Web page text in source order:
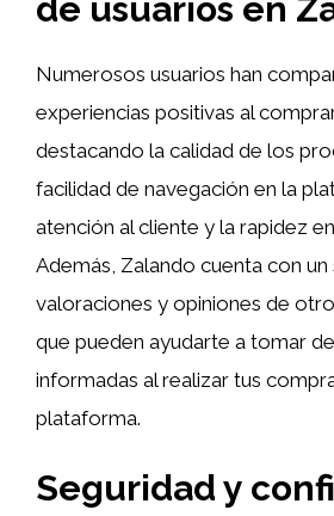
de usuarios en
Numerosos usuarios han
experiencias positivas al
destacando la calidad de los
facilidad de navegación en la
atención al cliente y la rapidez
Además, Zalando cuenta con un
valoraciones y opiniones de
que pueden ayudarte a tomar
informadas al realizar tus
plataforma.
Seguridad y